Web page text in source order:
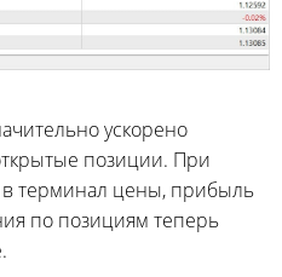
ускорено
позиции. При
терминал цены, прибыль
по позициям теперь